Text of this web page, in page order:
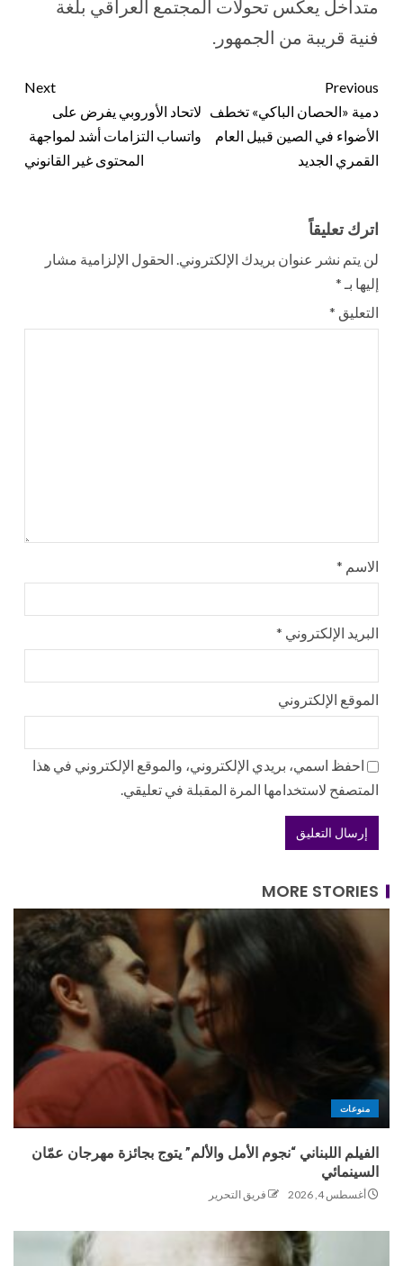
متداخل يعكس تحولات المجتمع العراقي بلغة
فنية قريبة من الجمهور.
Previous
دمية «الحصان الباكي» تخطف
الأضواء في الصين قبيل العام
القمري الجديد
Next
لاتحاد الأوروبي يفرض على
واتساب التزامات أشد لمواجهة
المحتوى غير القانوني
اترك تعليقاً
لن يتم نشر عنوان بريدك الإلكتروني. الحقول الإلزامية مشار
إليها بـ *
التعليق *
الاسم *
البريد الإلكتروني *
الموقع الإلكتروني
احفظ اسمي، بريدي الإلكتروني، والموقع الإلكتروني في هذا
المتصفح لاستخدامها المرة المقبلة في تعليقي.
MORE STORIES
منوعات
الفيلم اللبناني “نجوم الأمل والألم” يتوج بجائزة مهرجان عمّان
السينمائي
أغسطس 4, 2026 فريق التحرير